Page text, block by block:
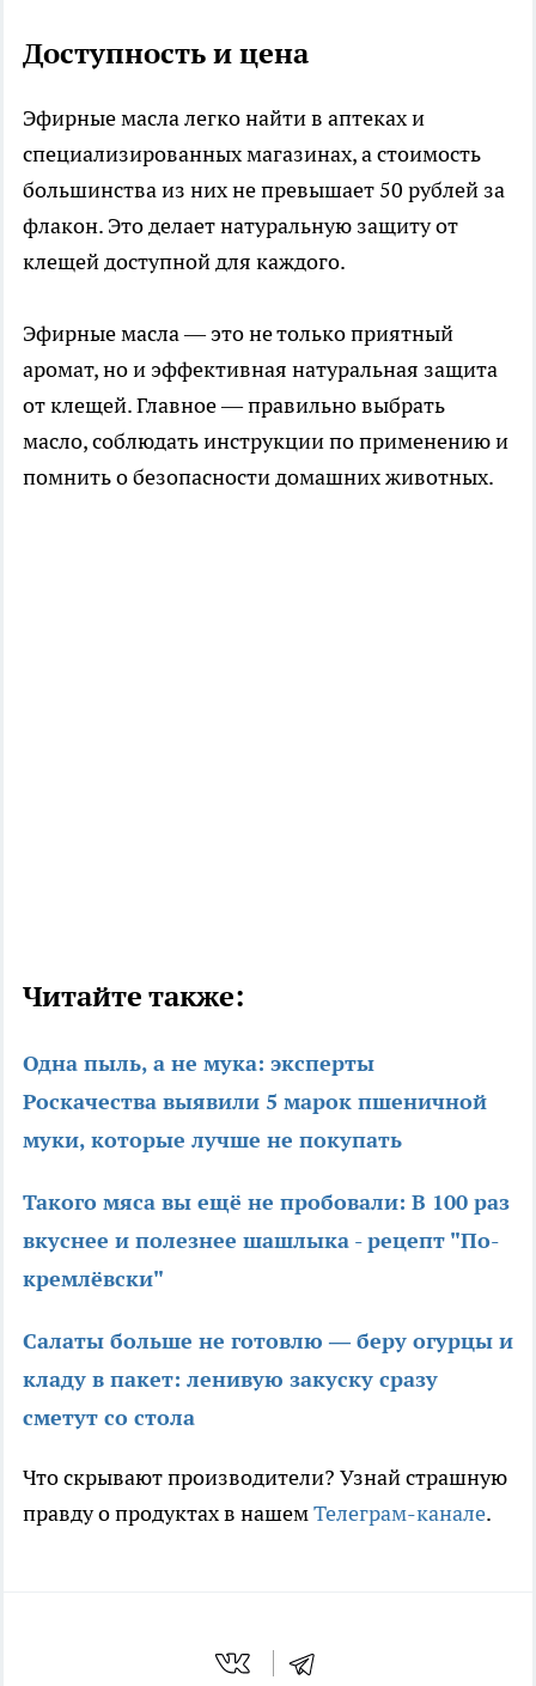
Доступность и цена
Эфирные масла легко найти в аптеках и
специализированных магазинах, а стоимость
большинства из них не превышает 50 рублей за
флакон. Это делает натуральную защиту от
клещей доступной для каждого.
Эфирные масла — это не только приятный
аромат, но и эффективная натуральная защита
от клещей. Главное — правильно выбрать
масло, соблюдать инструкции по применению и
помнить о безопасности домашних животных.
Читайте также:
Одна пыль, а не мука: эксперты
Роскачества выявили 5 марок пшеничной
муки, которые лучше не покупать
Такого мяса вы ещё не пробовали: В 100 раз
вкуснее и полезнее шашлыка - рецепт "По-
кремлёвски"
Салаты больше не готовлю — беру огурцы и
кладу в пакет: ленивую закуску сразу
сметут со стола
Что скрывают производители? Узнай страшную
правду о продуктах в нашемТелеграм-канале.